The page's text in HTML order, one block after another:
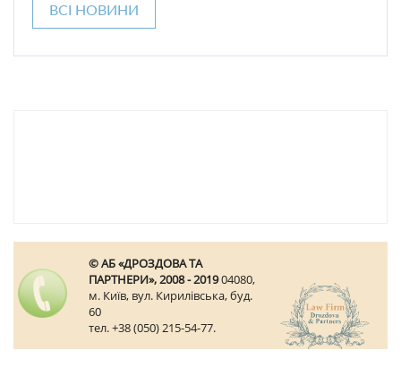
ВСІ НОВИНИ
© АБ «ДРОЗДОВА ТА
ПАРТНЕРИ», 2008 - 201904080,
м. Київ, вул. Кирилівська, буд.
60
тел. +38 (050) 215-54-77.